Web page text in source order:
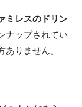
ミレスのドリン
ナップされてい
りません。